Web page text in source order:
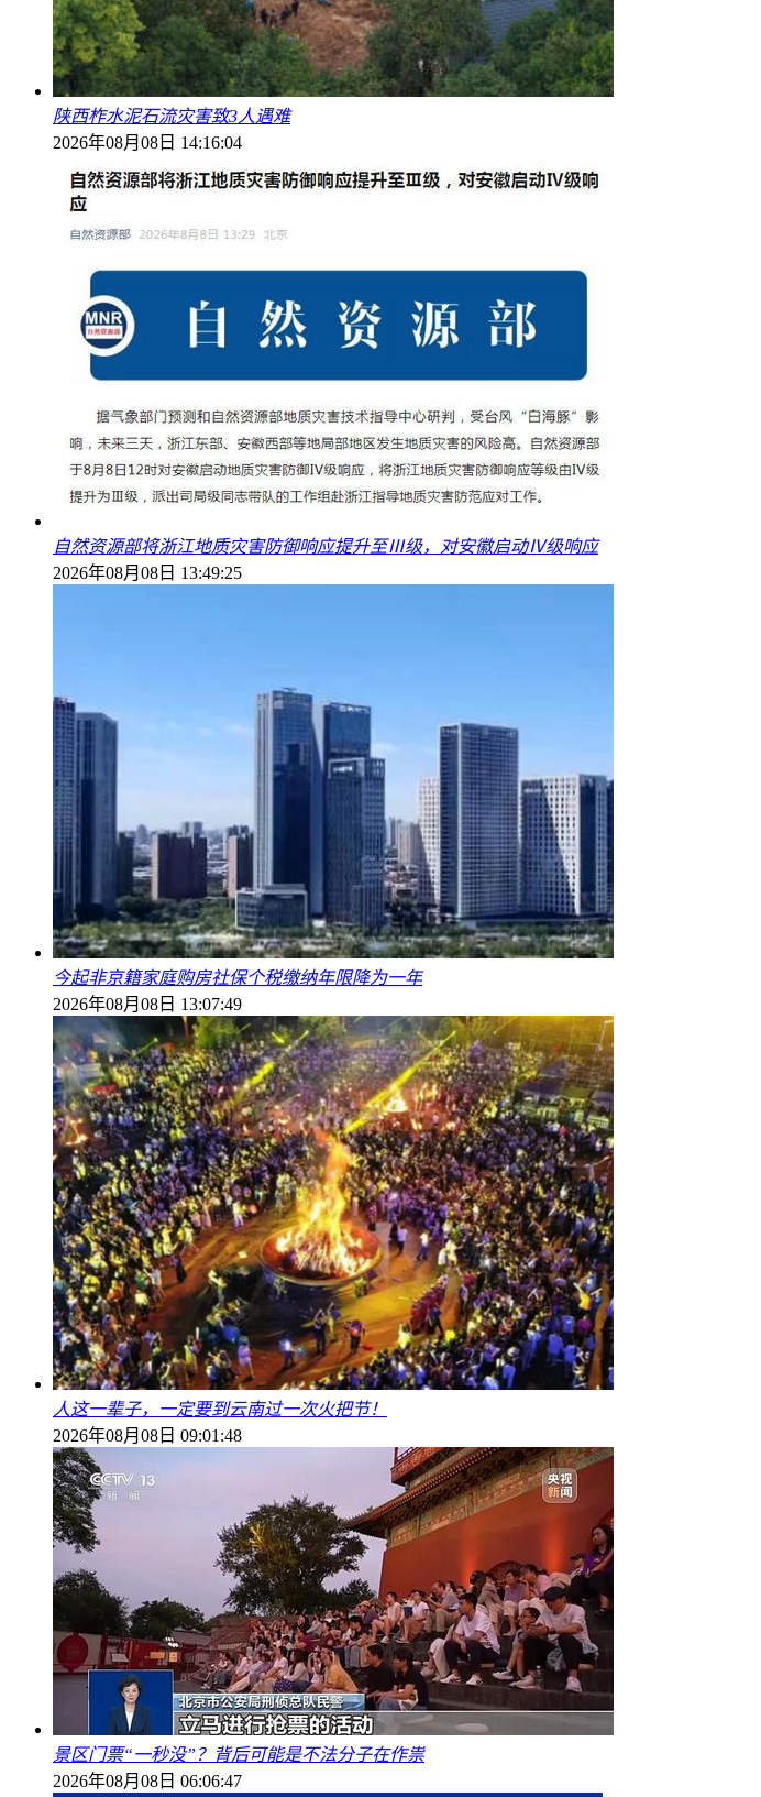
陕西柞水泥石流灾害致3人遇难
2026年08月08日 14:16:04
自然资源部将浙江地质灾害防御响应提升至Ⅲ级，对安徽启动Ⅳ级响应
2026年08月08日 13:49:25
今起非京籍家庭购房社保个税缴纳年限降为一年
2026年08月08日 13:07:49
人这一辈子，一定要到云南过一次火把节！
2026年08月08日 09:01:48
景区门票“一秒没”？背后可能是不法分子在作祟
2026年08月08日 06:06:47